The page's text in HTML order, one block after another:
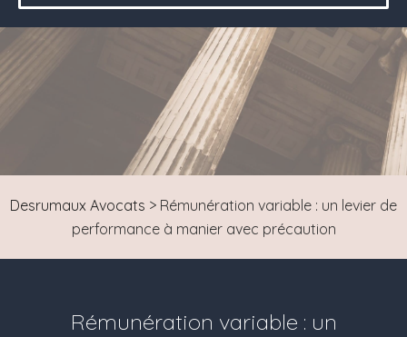
Desrumaux Avocats > Rémunération variable : un levier de
performance à manier avec précaution
Rémunération variable : un